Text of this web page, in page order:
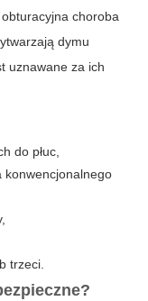
obturacyjna choroba
dymu
uznawane za ich
do płuc,
konwencjonalnego
trzeci.